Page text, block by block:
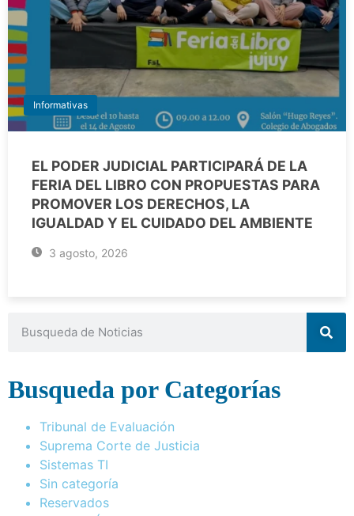
Informativas
EL PODER JUDICIAL PARTICIPARÁ DE LA
FERIA DEL LIBRO CON PROPUESTAS PARA
PROMOVER LOS DERECHOS, LA
IGUALDAD Y EL CUIDADO DEL AMBIENTE
3 agosto, 2026
Busqueda por Categorías
Tribunal de Evaluación
Suprema Corte de Justicia
Sistemas TI
Sin categoría
Reservados